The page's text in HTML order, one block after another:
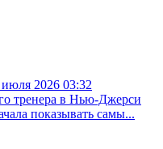
июля 2026 03:32
тренера в Нью-Джерси
показывать самы...